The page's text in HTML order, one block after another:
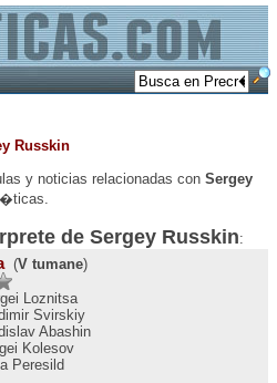
Russkin
y noticias relacionadas con Sergey
de Sergey Russkin:
(V tumane)
Loznitsa
Svirskiy
Abashin
Kolesov
Peresild